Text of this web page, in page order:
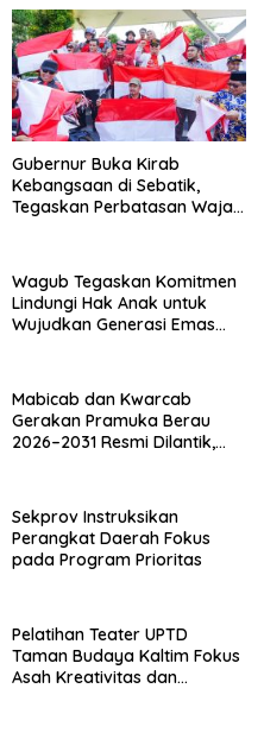
Gubernur Buka Kirab
Kebangsaan di Sebatik,
Tegaskan Perbatasan Wajah
Wagub Tegaskan Komitmen
Lindungi Hak Anak untuk
Wujudkan Generasi Emas
Mabicab dan Kwarcab
Gerakan Pramuka Berau
2026–2031 Resmi Dilantik,
Sekprov Instruksikan
Perangkat Daerah Fokus
pada Program Prioritas
Pelatihan Teater UPTD
Taman Budaya Kaltim Fokus
Asah Kreativitas dan